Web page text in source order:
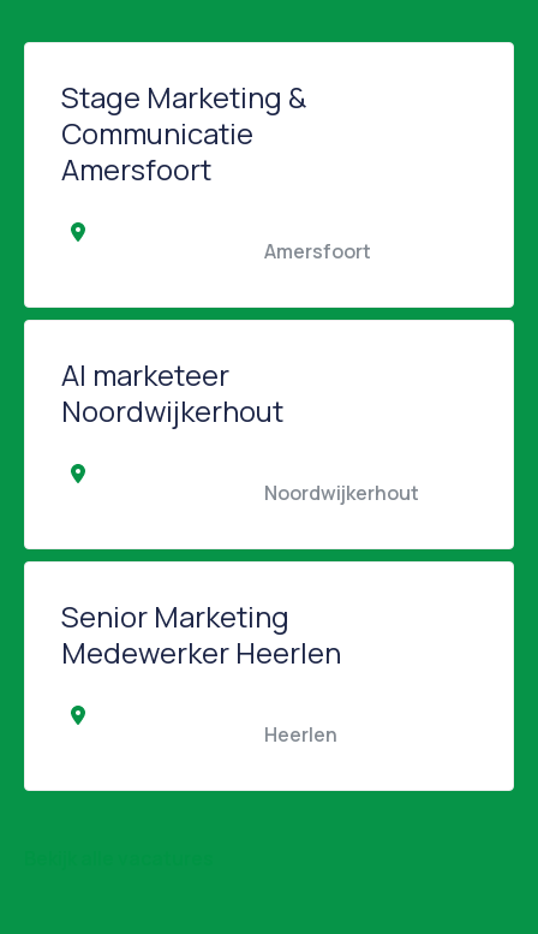
Stage Marketing &
Communicatie
Amersfoort
AI marketeer
Noordwijkerhout
Senior Marketing
Medewerker Heerlen